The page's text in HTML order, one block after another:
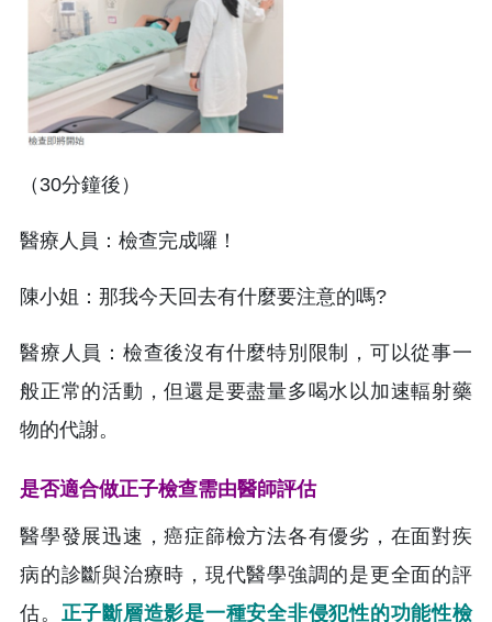
（30分鐘後）
醫療人員：檢查完成囉！
陳小姐：那我今天回去有什麼要注意的嗎?
醫療人員：檢查後沒有什麼特別限制，可以從事一
般正常的活動，但還是要盡量多喝水以加速輻射藥
物的代謝。
是否適合做正子檢查需由醫師評估
醫學發展迅速，癌症篩檢方法各有優劣，在面對疾
病的診斷與治療時，現代醫學強調的是更全面的評
估。 正子斷層造影是一種安全非侵犯性的功能性檢